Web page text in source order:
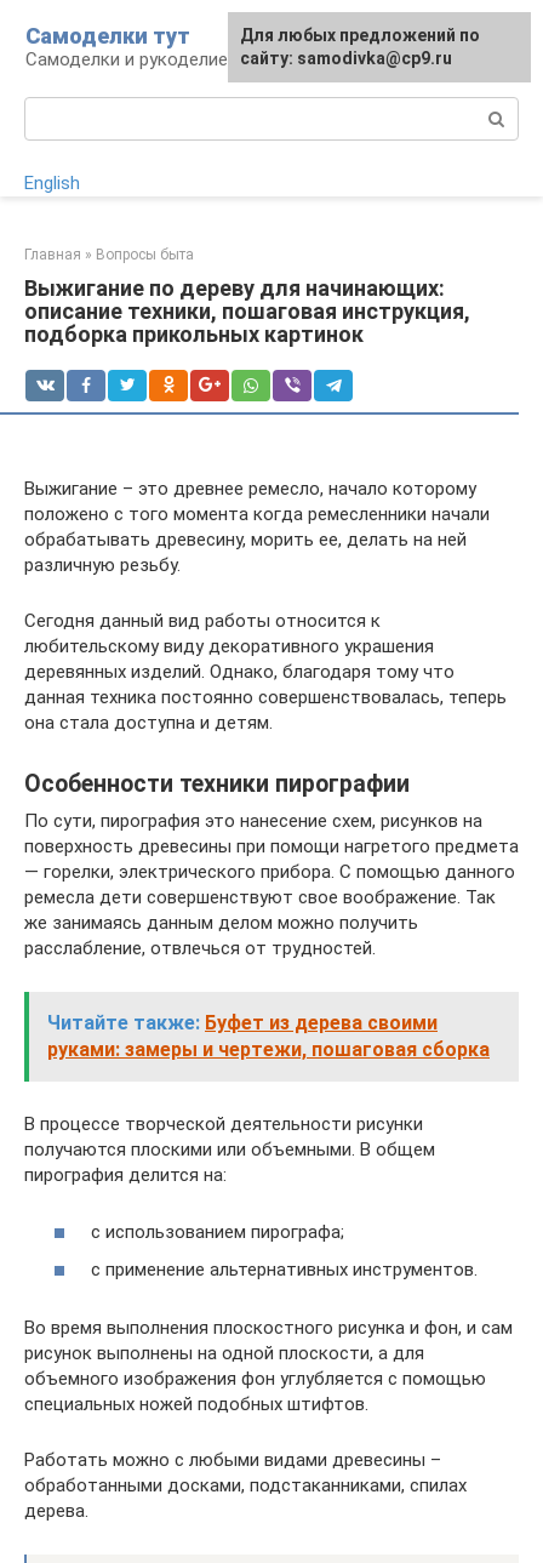
контенту
Самоделки тут
Самоделки и рукоделие для дома и участка
English
Главная » Вопросы быта
Выжигание по дереву для начинающих:
описание техники, пошаговая инструкция,
подборка прикольных картинок
Выжигание – это древнее ремесло, начало которому
положено с того момента когда ремесленники начали
обрабатывать древесину, морить ее, делать на ней
различную резьбу.
Сегодня данный вид работы относится к
любительскому виду декоративного украшения
деревянных изделий. Однако, благодаря тому что
данная техника постоянно совершенствовалась, теперь
она стала доступна и детям.
Особенности техники пирографии
По сути, пирография это нанесение схем, рисунков на
поверхность древесины при помощи нагретого предмета
— горелки, электрического прибора. С помощью данного
ремесла дети совершенствуют свое воображение. Так
же занимаясь данным делом можно получить
расслабление, отвлечься от трудностей.
Читайте также: Буфет из дерева своими
руками: замеры и чертежи, пошаговая сборка
В процессе творческой деятельности рисунки
получаются плоскими или объемными. В общем
пирография делится на:
с использованием пирографа;
с применение альтернативных инструментов.
Во время выполнения плоскостного рисунка и фон, и сам
рисунок выполнены на одной плоскости, а для
объемного изображения фон углубляется с помощью
специальных ножей подобных штифтов.
Работать можно с любыми видами древесины –
обработанными досками, подстаканниками, спилах
дерева.
Для любых предложений по
сайту: samodivka@cp9.ru